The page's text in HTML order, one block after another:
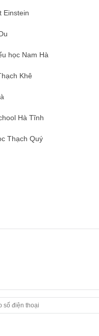
Einstein
học Nam Hà
Khê
Hà Tĩnh
Thạch Quý